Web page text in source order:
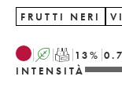
FRUTTI NERI
A T 13%
INTENSITÀ